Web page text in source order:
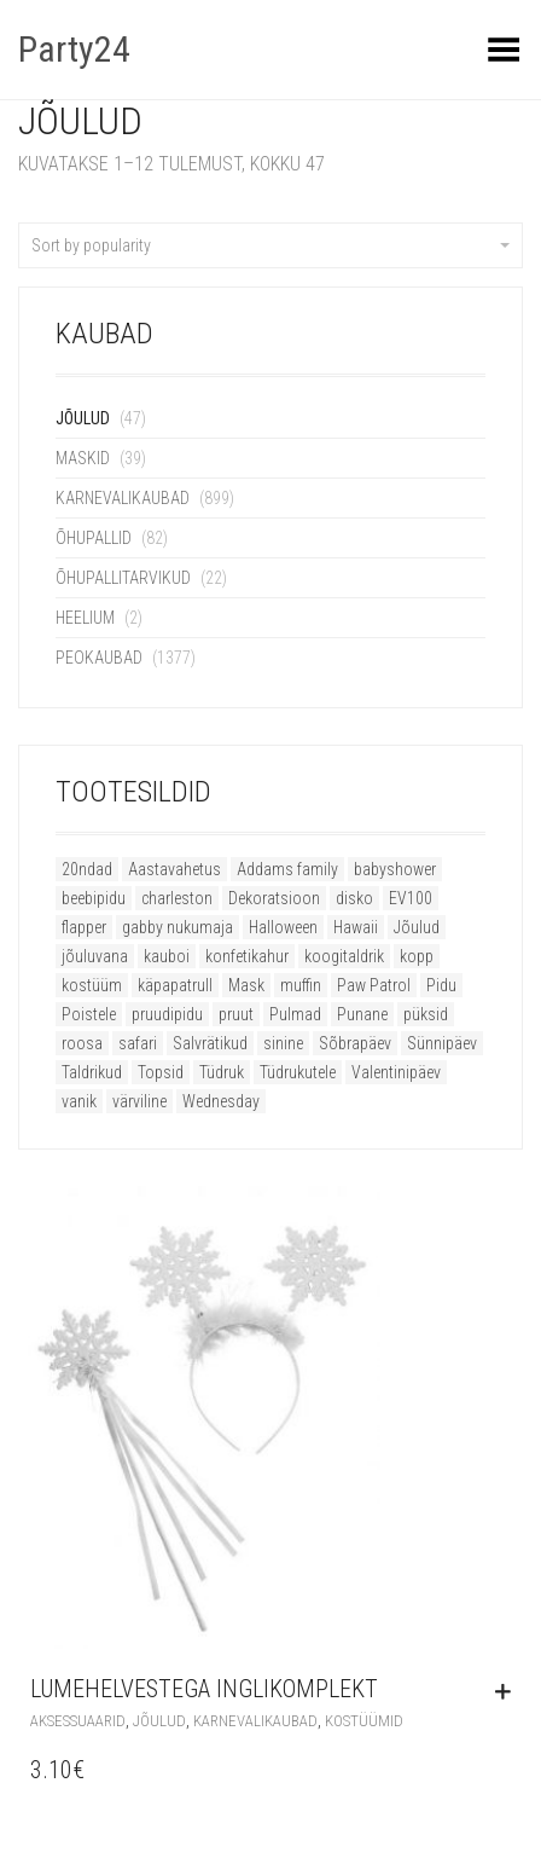
Party24 Kuva menüü
JÕULUD
KUVATAKSE 1–12 TULEMUST, KOKKU 47
Sort by popularity
KAUBAD
JÕULUD (47)
MASKID (39)
KARNEVALIKAUBAD (899)
ÕHUPALLID (82)
ÕHUPALLITARVIKUD (22)
HEELIUM (2)
PEOKAUBAD (1377)
TOOTESILDID
20ndad Aastavahetus Addams family
babyshower
beebipidu
charleston Dekoratsioon disko
EV100
flapper
gabby nukumaja Halloween Hawaii
Jõulud
jõuluvana
kauboi konfetikahur koogitaldrik
kopp
kostüüm
käpapatrull Mask muffin Paw Patrol
Pidu
Poistele
pruudipidu pruut Pulmad Punane
püksid
roosa
safari Salvrätikud sinine Sõbrapäev
Sünnipäev
Taldrikud
Topsid Tüdruk Tüdrukutele
Valentinipäev
vanik
värviline Wednesday
LUMEHELVESTEGA INGLIKOMPLEKT
AKSESSUAARID JÕULUD KARNEVALIKAUBAD KOSTÜÜMID
3.10€